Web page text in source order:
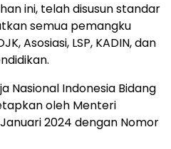
ini, telah disusun standar
semua pemangku
Asosiasi, LSP, KADIN, dan
Nasional Indonesia Bidang
oleh Menteri
2024 dengan Nomor